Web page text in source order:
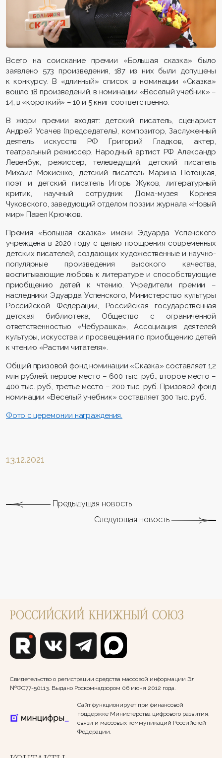
Всего на соискание премии «Большая сказка» было
заявлено 573 произведения, 187 из них были допущены
к конкурсу. В «длинный» список в номинации «Сказка»
вошло 18 произведений, в номинации «Веселый учебник» –
14, в «короткий» – 10 и 5 книг соответственно.
В жюри премии входят: детский писатель, сценарист
Андрей Усачев (председатель), композитор, Заслуженный
деятель искусств РФ Григорий Гладков, актер,
театральный режиссер, Народный артист РФ Александр
Левенбук, режиссер, телеведущий, детский писатель
Михаил Мокиенко, детский писатель Марина Потоцкая,
поэт и детский писатель Игорь Жуков, литературный
критик, научный сотрудник Дома-музея Корнея
Чуковского, заведующий отделом поэзии журнала «Новый
мир» Павел Крючков.
Премия «Большая сказка» имени Эдуарда Успенского
учреждена в 2020 году с целью поощрения современных
детских писателей, создающих художественные и научно-
популярные произведения высокого качества,
воспитывающие любовь к литературе и способствующие
приобщению детей к чтению. Учредители премии –
наследники Эдуарда Успенского, Министерство культуры
Российской Федерации, Российская государственная
детская библиотека, Общество с ограниченной
ответственностью «Чебурашка», Ассоциация деятелей
культуры, искусства и просвещения по приобщению детей
к чтению «Растим читателя».
Общий призовой фонд номинации «Сказка» составляет 1,2
млн рублей: первое место – 600 тыс. руб., второе место –
400 тыс. руб., третье место – 200 тыс. руб. Призовой фонд
номинации «Веселый учебник» составляет 300 тыс. руб.
Фото с церемонии награждения.
13.12.2021
Предыдущая новость
Следующая новость
Свидетельство о регистрации средства массовой информации Эл
№ФС77-50113. Выдано Роскомнадзором 06 июня 2012 года.
Сайт функционирует при финансовой
поддержке Министерства цифрового развития,
связи и массовых коммуникаций Российской
Федерации.